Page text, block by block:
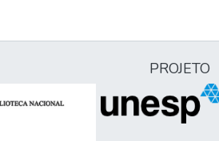
PROJETO